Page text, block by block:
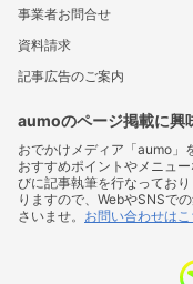
事業者お問合せ
資料請求
記事広告のご案内
aumoのページ掲載に興
おでかけメディア「aumo」
おすすめポイントやメニュ
びに記事執筆を行なってお
りますので、WebやSNSで
さいませ。 お問い合わせはこ